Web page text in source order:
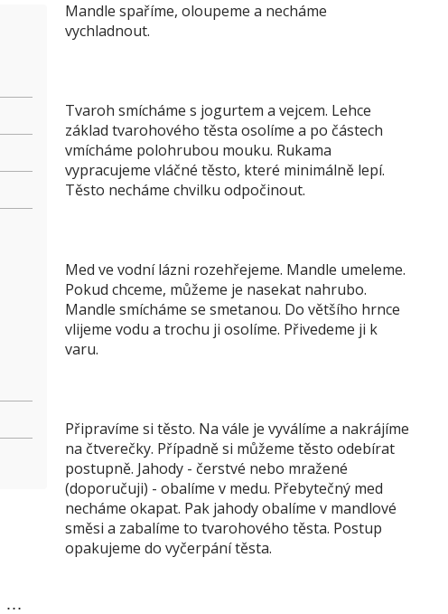
Mandle spaříme, oloupeme a necháme
vychladnout.
Tvaroh smícháme s jogurtem a vejcem. Lehce
základ tvarohového těsta osolíme a po částech
vmícháme polohrubou mouku. Rukama
vypracujeme vláčné těsto, které minimálně lepí.
Těsto necháme chvilku odpočinout.
Med ve vodní lázni rozehřejeme. Mandle umeleme.
Pokud chceme, můžeme je nasekat nahrubo.
Mandle smícháme se smetanou. Do většího hrnce
vlijeme vodu a trochu ji osolíme. Přivedeme ji k
varu.
Připravíme si těsto. Na vále je vyválíme a nakrájíme
na čtverečky. Případně si můžeme těsto odebírat
postupně. Jahody - čerstvé nebo mražené
(doporučuji) - obalíme v medu. Přebytečný med
necháme okapat. Pak jahody obalíme v mandlové
směsi a zabalíme to tvarohového těsta. Postup
opakujeme do vyčerpání těsta.